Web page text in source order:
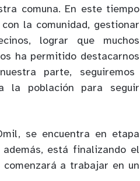
comuna. En este tiempo
la comunidad, gestionar
lograr que muchos
ha permitido destacarnos
parte, seguiremos
la población para seguir
, se encuentra en etapa
está finalizando el
a trabajar en un